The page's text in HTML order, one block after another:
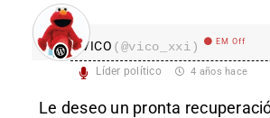
VICO (@vico_xxi) EM Off
Líder político 4 años hace
Le deseo un pronta